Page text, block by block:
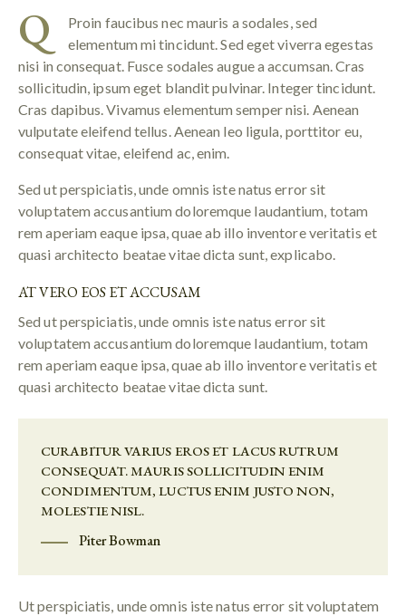
Q
Proin faucibus nec mauris a sodales, sed
elementum mi tincidunt. Sed eget viverra egestas
nisi in consequat. Fusce sodales augue a accumsan. Cras
sollicitudin, ipsum eget blandit pulvinar. Integer tincidunt.
Cras dapibus. Vivamus elementum semper nisi. Aenean
vulputate eleifend tellus. Aenean leo ligula, porttitor eu,
consequat vitae, eleifend ac, enim.
Sed ut perspiciatis, unde omnis iste natus error sit
voluptatem accusantium doloremque laudantium, totam
rem aperiam eaque ipsa, quae ab illo inventore veritatis et
quasi architecto beatae vitae dicta sunt, explicabo.
AT VERO EOS ET ACCUSAM
Sed ut perspiciatis, unde omnis iste natus error sit
voluptatem accusantium doloremque laudantium, totam
rem aperiam eaque ipsa, quae ab illo inventore veritatis et
quasi architecto beatae vitae dicta sunt.
CURABITUR VARIUS EROS ET LACUS RUTRUM
CONSEQUAT. MAURIS SOLLICITUDIN ENIM
CONDIMENTUM, LUCTUS ENIM JUSTO NON,
MOLESTIE NISL.
Piter Bowman
Ut perspiciatis, unde omnis iste natus error sit voluptatem